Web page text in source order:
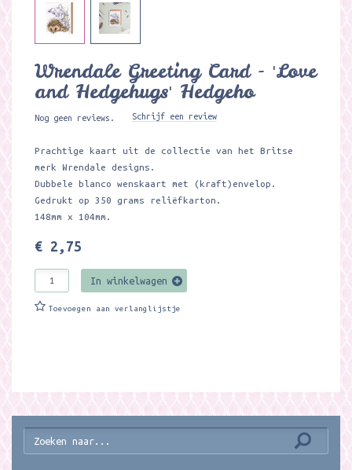
Wrendale Greeting Card - 'Love
and Hedgehugs' Hedgeho
Nog geen reviews. Schrijf een review
Prachtige kaart uit de collectie van het Britse
merk Wrendale designs.
Dubbele blanco wenskaart met (kraft)envelop.
Gedrukt op 350 grams reliëfkarton.
148mm x 104mm.
€ 2,75
In winkelwagen
Toevoegen aan verlanglijstje